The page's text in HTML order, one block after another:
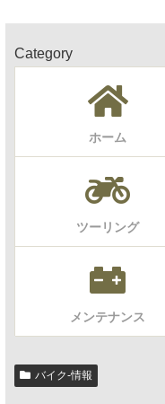
Category
ホーム
ツーリング
メンテナンス
バイク-情報